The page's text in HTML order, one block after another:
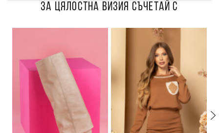
ЗА ЦЯЛОСТНА ВИЗИЯ СЪЧЕТАЙ С